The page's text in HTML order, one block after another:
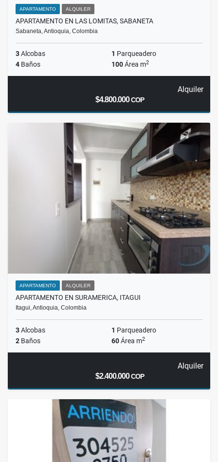
APARTAMENTO ALQUILER
APARTAMENTO EN LAS LOMITAS, SABANETA
Sabaneta, Antioquia, Colombia
3Alcobas 1 Parqueadero
4 Baños 100Área m2
Alquiler
$4.800.000COP
APARTAMENTO ALQUILER
APARTAMENTO EN SURAMERICA, ITAGUI
Itagui, Antioquia, Colombia
3Alcobas 1 Parqueadero
2 Baños 60Área m2
Alquiler
$2.400.000COP